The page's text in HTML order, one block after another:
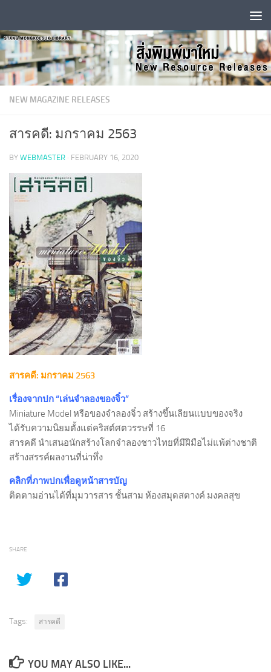
NEW MAGAZINE RELEASES
สารคดี: มกราคม 2563
BY WEBMASTER · FEBRUARY 16, 2020
สารคดี: มกราคม 2563
เรื่องจากปก “เล่นจำลองของจิ๋ว”
Miniature Model หรือของจำลองจิ๋ว สร้างขึ้นเลียนแบบของจริง
ได้รับความนิยมตั้งแต่คริสต์ศตวรรษที่ 16
สารคดี นำเสนอนักสร้างโลกจำลองชาวไทยที่มีฝีมือไม่แพ้ต่างชาติ
สร้างสรรค์ผลงานที่น่าทึ่ง
คลิกที่ภาพปกเพื่อดูหน้าสารบัญ
ติดตามอ่านได้ที่มุมวารสาร ชั้นสาม ห้องสมุดสตางค์ มงคลสุข
SHARE
Tags: สารคดี
YOU MAY ALSO LIKE...